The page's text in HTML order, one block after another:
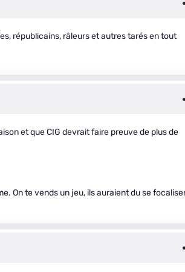
républicains, râleurs et autres tarés en tout
et que CIG devrait faire preuve de plus de
On te vends un jeu, ils auraient du se